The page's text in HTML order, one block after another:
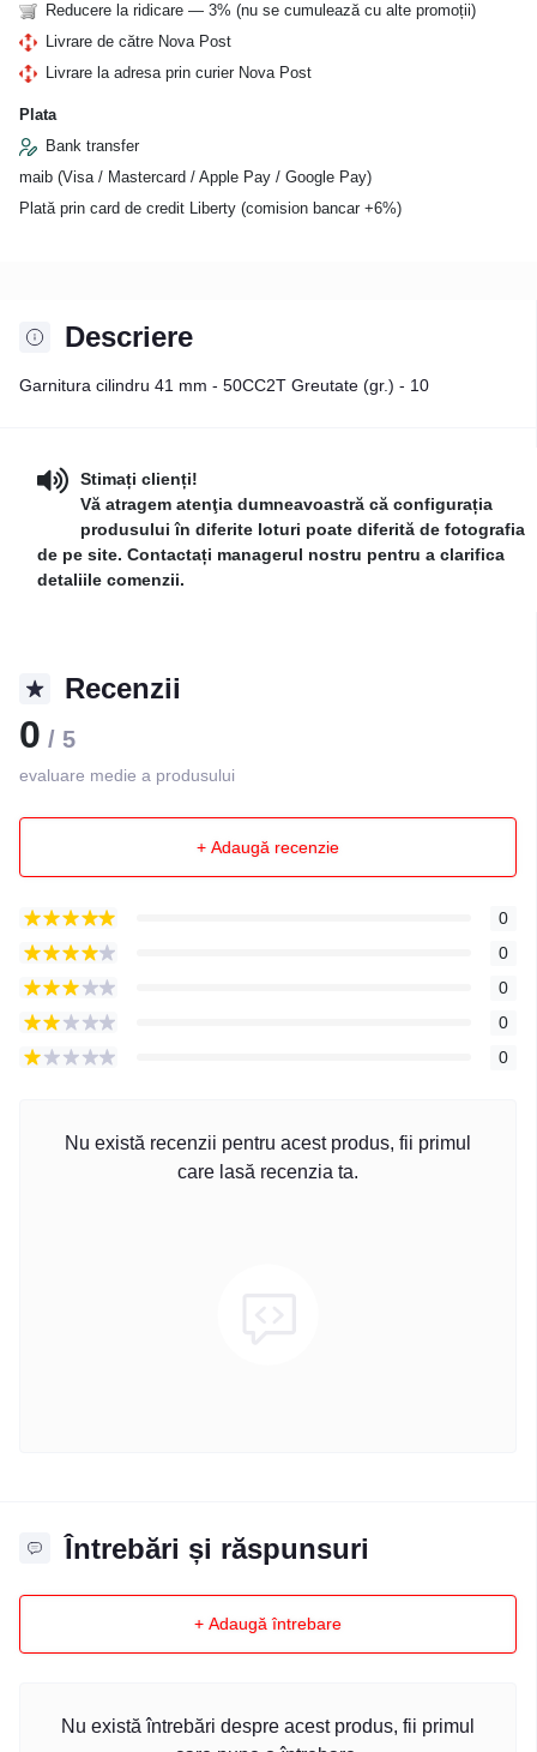
Reducere la ridicare — 3% (nu se cumulează cu alte promoții)
Livrare de către Nova Post
Livrare la adresa prin curier Nova Post
Plata
Bank transfer
maib (Visa / Mastercard / Apple Pay / Google Pay)
Plată prin card de credit Liberty (comision bancar +6%)
Descriere
Garnitura cilindru 41 mm - 50CC2T Greutate (gr.) - 10
Stimați clienți!
Vă atragem atenţia dumneavoastră că configurația
produsului în diferite loturi poate diferită de fotografia
de pe site. Contactați managerul nostru pentru a clarifica
detaliile comenzii.
Recenzii
0 / 5
evaluare medie a produsului
+ Adaugă recenzie
0
0
0
0
0
Nu există recenzii pentru acest produs, fii primul
care lasă recenzia ta.
Întrebări și răspunsuri
+ Adaugă întrebare
Nu există întrebări despre acest produs, fii primul